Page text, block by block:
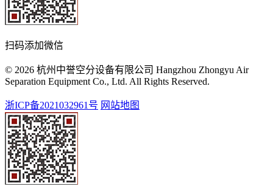
扫码添加微信
© 2026 杭州中誉空分设备有限公司 Hangzhou Zhongyu Air
Separation Equipment Co., Ltd. All Rights Reserved.
浙ICP备2021032961号 网站地图